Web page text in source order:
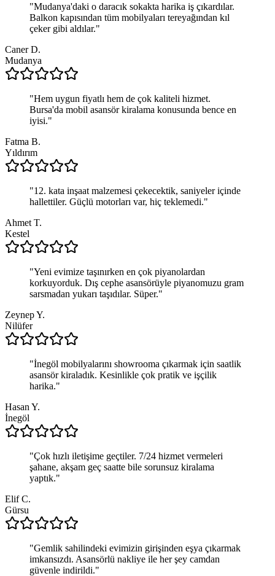
"Mudanya'daki o daracık sokakta harika iş çıkardılar.
Balkon kapısından tüm mobilyaları tereyağından kıl
çeker gibi aldılar."
Caner D.
Mudanya
"Hem uygun fiyatlı hem de çok kaliteli hizmet.
Bursa'da mobil asansör kiralama konusunda bence en
iyisi."
Fatma B.
Yıldırım
"12. kata inşaat malzemesi çekecektik, saniyeler içinde
hallettiler. Güçlü motorları var, hiç teklemedi."
Ahmet T.
Kestel
"Yeni evimize taşınırken en çok piyanolardan
korkuyorduk. Dış cephe asansörüyle piyanomuzu gram
sarsmadan yukarı taşıdılar. Süper."
Zeynep Y.
Nilüfer
"İnegöl mobilyalarını showrooma çıkarmak için saatlik
asansör kiraladık. Kesinlikle çok pratik ve işçilik
harika."
Hasan Y.
İnegöl
"Çok hızlı iletişime geçtiler. 7/24 hizmet vermeleri
şahane, akşam geç saatte bile sorunsuz kiralama
yaptık."
Elif C.
Gürsu
"Gemlik sahilindeki evimizin girişinden eşya çıkarmak
imkansızdı. Asansörlü nakliye ile her şey camdan
güvenle indirildi."